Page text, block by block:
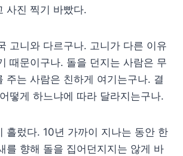
사진 찍기 바빴다.
고니와 다르구나. 고니가 다른 이유
때문이구나. 돌을 던지는 사람은 무
주는 사람은 친하게 여기는구나. 결
떻게 하느냐에 따라 달라지는구나.
흘렀다. 10년 가까이 지나는 동안 한
를 향해 돌을 집어던지지는 않게 바